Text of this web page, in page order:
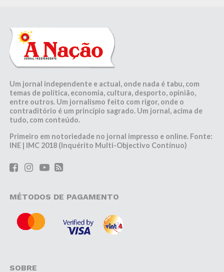
Um jornal independente e actual, onde nada é tabu, com
temas de política, economia, cultura, desporto, opinião,
entre outros. Um jornalismo feito com rigor, onde o
contraditório é um princípio sagrado. Um jornal, acima de
tudo, com conteúdo.
Primeiro em notoriedade no jornal impresso e online. Fonte:
INE | IMC 2018 (Inquérito Multi-Objectivo Contínuo)
MÉTODOS DE PAGAMENTO
SOBRE